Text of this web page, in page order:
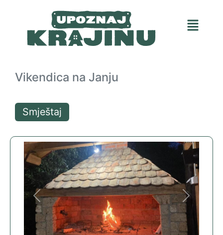
Vikendica na Janju
Smještaj
Previous Next